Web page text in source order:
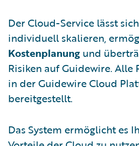
Der Cloud-Service lässt
individuell skalieren,
Kostenplanung und
Risiken auf Guidewire. Alle
in der Guidewire Cloud
bereitgestellt.
Das System ermöglicht es